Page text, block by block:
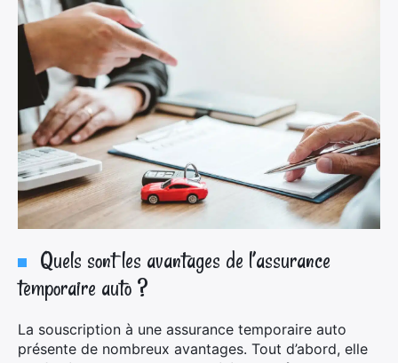
Quels sont les avantages de l’assurance
temporaire auto ?
La souscription à une assurance temporaire auto
présente de nombreux avantages. Tout d’abord, elle